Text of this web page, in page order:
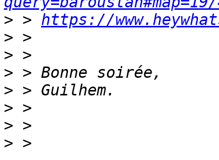
> > https://
>
>
>
>
>
>
> >